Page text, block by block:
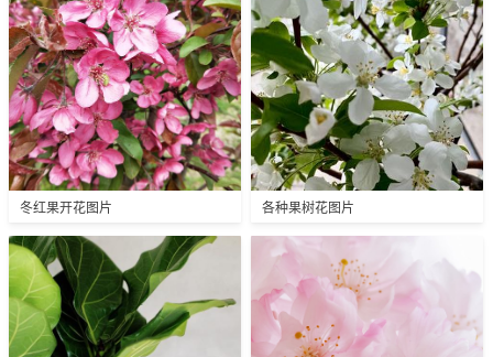
冬红果开花图片 各种果树花图片